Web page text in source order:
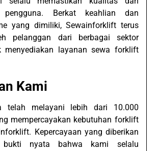
pengguna. Berkat keahlian dan
yang dimiliki, Sewainforklift terus
pelanggan dari berbagai sektor
menyediakan layanan sewa forklift
Kami
telah melayani lebih dari 10.000
mempercayakan kebutuhan forklift
Kepercayaan yang diberikan
nyata bahwa kami selalu